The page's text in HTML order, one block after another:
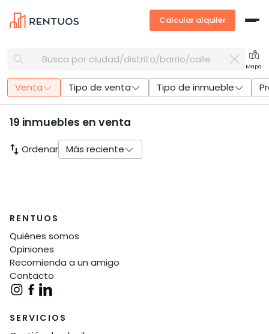
Calcular alquiler
Busca por ciudad/distrito/barrio/calle
Mapa
Venta Tipo de venta Tipo de inmueble
19 inmuebles en venta
swap_vert Ordenar Más reciente
RENTUOS
Quiénes somos
Opiniones
Recomienda a un amigo
Contacto
SERVICIOS